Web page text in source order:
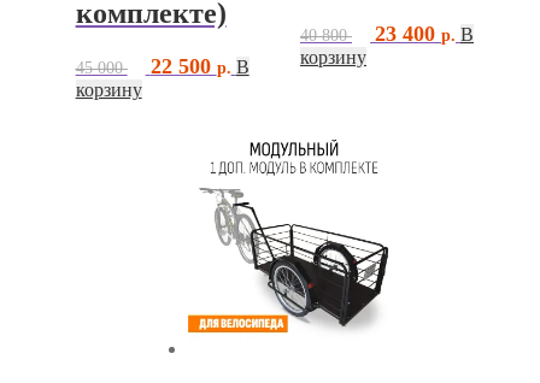
комплекте)
45 000
Первоначальная
22 500
Текущая
В
корзину
40 800
Первоначальная
23 400
Текущая
В
корзину